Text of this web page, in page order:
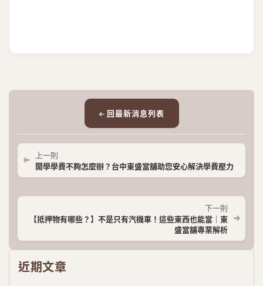
回最新消息列表
上一則
開學學費不夠怎麼辦？台中東盛當舖助您安心解決學費壓力
下一則
【抵押物有哪些？】不是只有汽機車！這些東西也能當｜東
盛當舖專業解析
近期文章